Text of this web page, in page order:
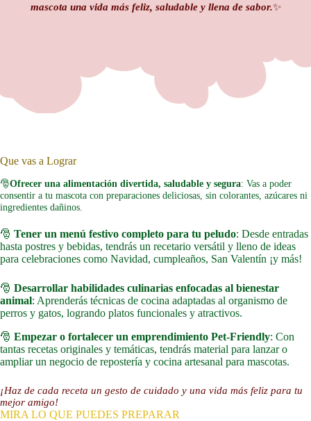
mascota una vida más feliz, saludable y llena de sabor.✨
Que vas a Lograr
🎅Ofrecer una alimentación divertida, saludable y segura: Vas a poder
consentir a tu mascota con preparaciones deliciosas, sin colorantes, azúcares ni
ingredientes dañinos.
🎅 Tener un menú festivo completo para tu peludo: Desde entradas
hasta postres y bebidas, tendrás un recetario versátil y lleno de ideas
para celebraciones como Navidad, cumpleaños, San Valentín ¡y más!
🎅 Desarrollar habilidades culinarias enfocadas al bienestar
animal: Aprenderás técnicas de cocina adaptadas al organismo de
perros y gatos, logrando platos funcionales y atractivos.
🎅 Empezar o fortalecer un emprendimiento Pet-Friendly: Con
tantas recetas originales y temáticas, tendrás material para lanzar o
ampliar un negocio de repostería y cocina artesanal para mascotas.
¡Haz de cada receta un gesto de cuidado y una vida más feliz para tu
mejor amigo!
MIRA LO QUE PUEDES PREPARAR